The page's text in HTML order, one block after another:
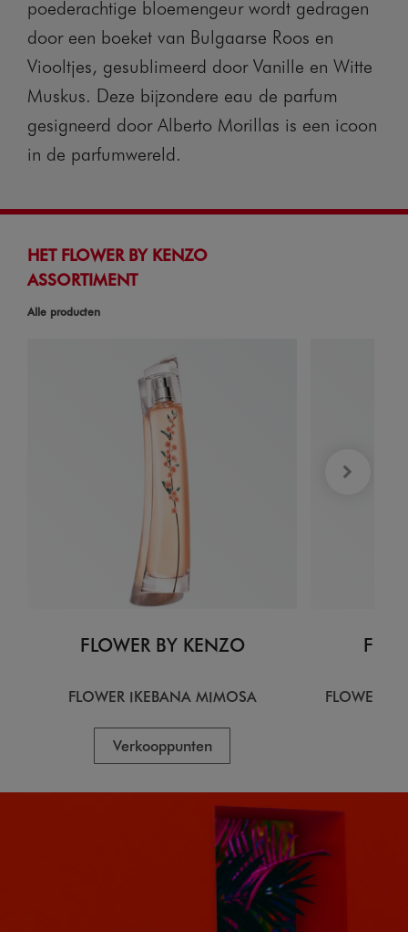
poederachtige bloemengeur wordt gedragen
door een boeket van Bulgaarse Roos en
Viooltjes, gesublimeerd door Vanille en Witte
Muskus. Deze bijzondere eau de parfum
gesigneerd door Alberto Morillas is een icoon
in de parfumwereld.
HET FLOWER BY KENZO
ASSORTIMENT
Alle producten
FLOWER BY KENZO
FLOWER IKEBANA MIMOSA
Verkooppunten
FLOWER